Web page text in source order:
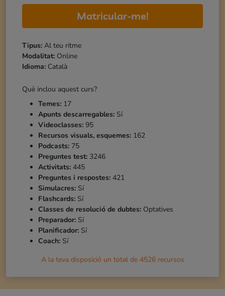
Matricular-me!
Tipus: Al teu ritme
Modalitat: Online
Idioma: Català
Què inclou aquest curs?
Temes: 17
Apunts descarregables: Sí
Videoclasses: 95
Recursos visuals, esquemes: 162
Podcasts: 75
Preguntes test: 3246
Activitats: 445
Preguntes i respostes: 421
Simulacres: Sí
Flashcards: Sí
Classes de resolució de dubtes: Optatives
Preparador: Sí
Planificador: Sí
Coach: Sí
A la teva disposició un total de 4526recursos